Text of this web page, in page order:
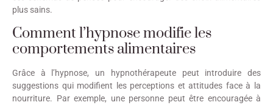
plus sains.
Comment l’hypnose modifie les
comportements alimentaires
Grâce à l’hypnose, un hypnothérapeute peut introduire des
suggestions qui modifient les perceptions et attitudes face à la
nourriture. Par exemple, une personne peut être encouragée à